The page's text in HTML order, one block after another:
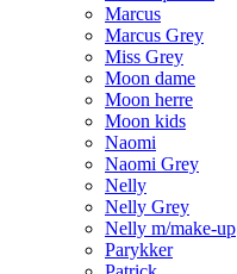
Marcus
Marcus Grey
Miss Grey
Moon dame
Moon herre
Moon kids
Naomi
Naomi Grey
Nelly
Nelly Grey
Nelly m/make-up
Parykker